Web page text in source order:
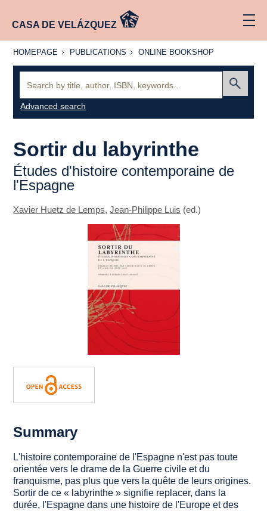
CASA DE VELÁZQUEZ
HOMEPAGE
HOMEPAGE PUBLICATIONS
PUBLICATIONS
ONLINE
ONLINE BOOKSHOP
Advanced search
Sortir du labyrinthe
Études d'histoire contemporaine de
l'Espagne
Xavier Huetz de Lemps,Jean-Philippe Luis (ed.)
Summary
L'histoire contemporaine de l'Espagne n'est pas toute
orientée vers le drame de la Guerre civile et du
franquisme, pas plus que vers la quête de leurs origines.
Sortir de ce « labyrinthe » signifie replacer, dans la
durée, l'Espagne dans une histoire de l'Europe et des